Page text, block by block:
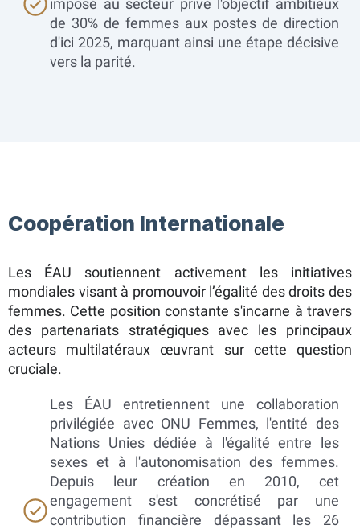
imposé au secteur privé l'objectif ambitieux
de 30% de femmes aux postes de direction
d'ici 2025, marquant ainsi une étape décisive
vers la parité.
Coopération Internationale
Les ÉAU soutiennent activement les initiatives
mondiales visant à promouvoir l’égalité des droits des
femmes. Cette position constante s'incarne à travers
des partenariats stratégiques avec les principaux
acteurs multilatéraux œuvrant sur cette question
cruciale.
Les ÉAU entretiennent une collaboration
privilégiée avec ONU Femmes, l'entité des
Nations Unies dédiée à l'égalité entre les
sexes et à l'autonomisation des femmes.
Depuis leur création en 2010, cet
engagement s'est concrétisé par une
contribution financière dépassant les 26